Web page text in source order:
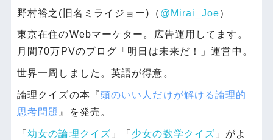
野村裕之(旧名ミライジョー)（ @Mirai_Joe）
東京在住のWebマーケター。広告運用してます。
月間70万PVのブログ「明日は未来だ！」運営中。
世界一周しました。英語が得意。
論理クイズの本『頭のいい人だけが解ける論理的
思考問題 』を発売。
「幼女の論理クイズ 」「 少女の数学クイズ 」がよ